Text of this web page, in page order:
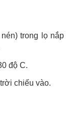
trong lọ nắp
độ C.
chiếu vào.